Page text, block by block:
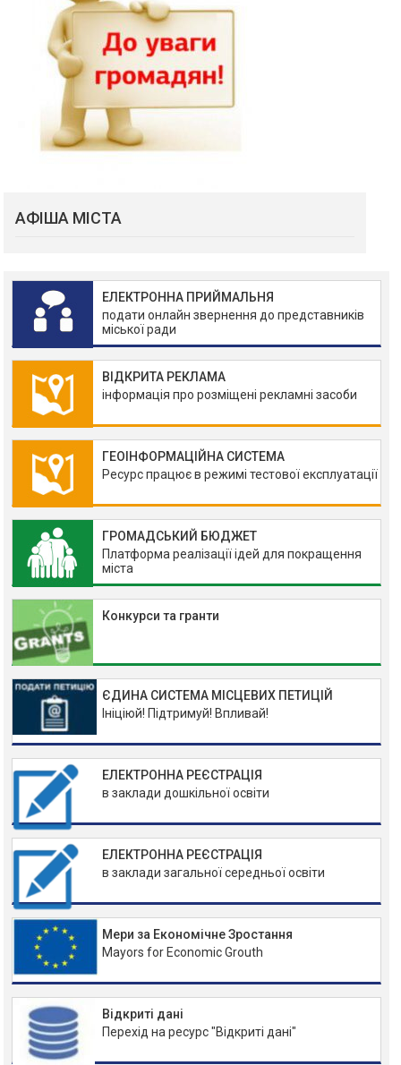
АФІША МІСТА
ЕЛЕКТРОННА ПРИЙМАЛЬНЯ
подати онлайн звернення до представників
міської ради
ВІДКРИТА РЕКЛАМА
інформація про розміщені рекламні засоби
ГЕОІНФОРМАЦІЙНА СИСТЕМА
Ресурс працює в режимі тестової експлуатації
ГРОМАДСЬКИЙ БЮДЖЕТ
Платформа реалізації ідей для покращення
міста
Конкурси та гранти
ЄДИНА СИСТЕМА МІСЦЕВИХ ПЕТИЦІЙ
Ініціюй! Підтримуй! Впливай!
ЕЛЕКТРОННА РЕЄСТРАЦІЯ
в заклади дошкільної освіти
ЕЛЕКТРОННА РЕЄСТРАЦІЯ
в заклади загальної середньої освіти
Мери за Економічне Зростання
Mayors for Economic Grouth
Відкриті дані
Перехід на ресурс "Відкриті дані"